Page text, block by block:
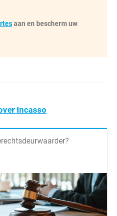
aan en bescherm uw
Incasso